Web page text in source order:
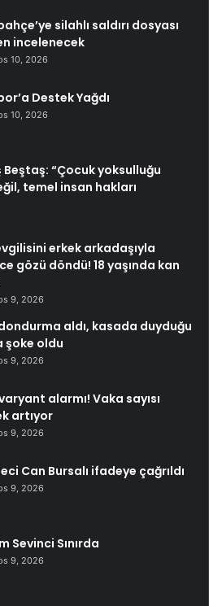
silahlı saldırı dosyası
incelenecek
10, 2026
Destek Yağdı
10, 2026
Beştaş: “Çocuk yoksulluğu
temel insan hakları
erkek arkadaşıyla
gözü döndü! 18 yaşında kan
9, 2026
aldı, kasada duyduğu
şoke oldu
9, 2026
alarmı! Vaka sayısı
artıyor
9, 2026
Can Bursalı ifadeye çağrıldı
9, 2026
Sevinci Sınırda
9, 2026